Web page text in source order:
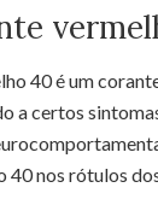
40 é um
a certos
40 nos rótulos